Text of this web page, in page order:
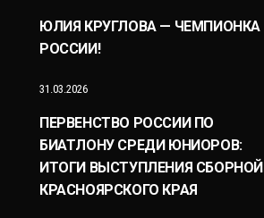
ЮЛИЯ КРУГЛОВА — ЧЕМПИОНКА
РОССИИ!
31.03.2026
ПЕРВЕНСТВО РОССИИ ПО
БИАТЛОНУ СРЕДИ ЮНИОРОВ:
ИТОГИ ВЫСТУПЛЕНИЯ СБОРНОЙ
КРАСНОЯРСКОГО КРАЯ